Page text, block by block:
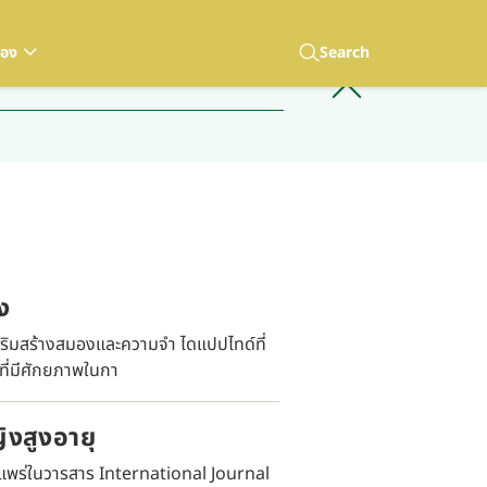
ง Search
สร้างสมองและความจำ ไดแปปไทด์ที่
มีศักยภาพในกา
สูงอายุ
ร่ในวารสาร International Journal